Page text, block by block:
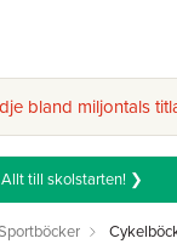
bland miljontals
Allt till skolstarten! ❯